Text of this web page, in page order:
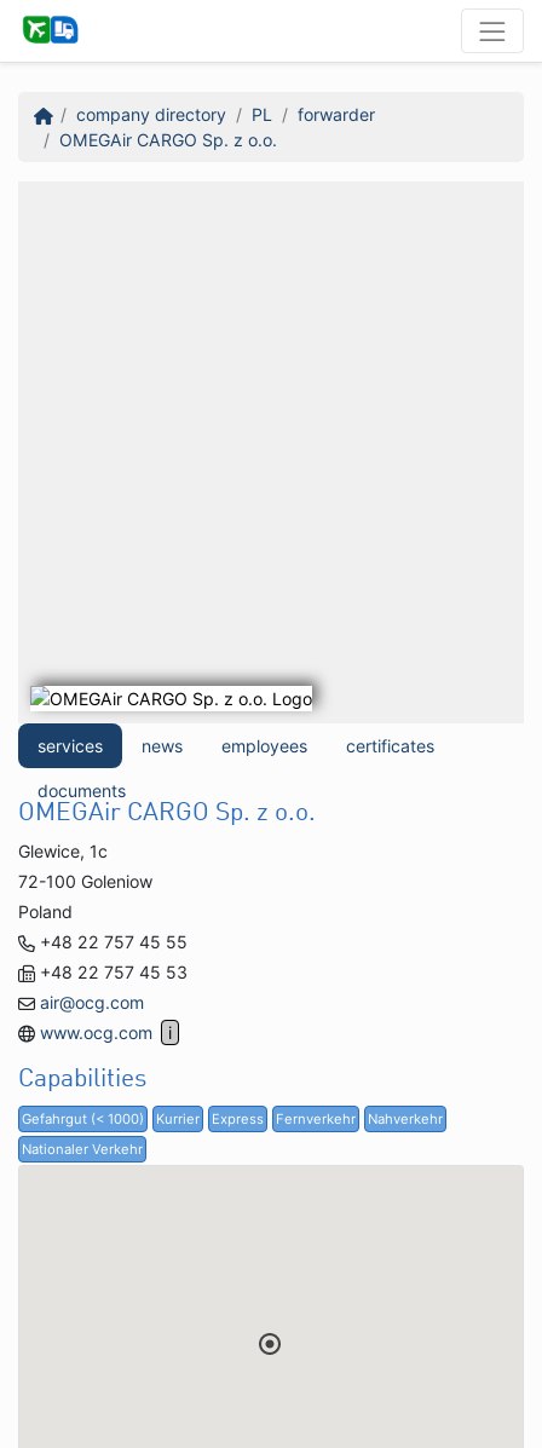
company directory PL
forwarder
OMEGAir CARGO Sp. z o.o.
services news employees certificates
documents
OMEGAir CARGO Sp. z o.o.
Glewice, 1c
72-100 Goleniow
Poland
+48 22 757 45 55
+48 22 757 45 53
air@ocg.com
www.ocg.com
Capabilities
Gefahrgut (< 1000) Kurrier Express Fernverkehr
Nahverkehr
Nationaler Verkehr